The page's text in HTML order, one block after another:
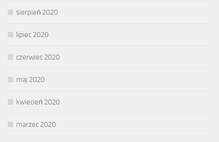
sierpień 2020
lipiec 2020
czerwiec 2020
maj 2020
kwiecień 2020
marzec 2020